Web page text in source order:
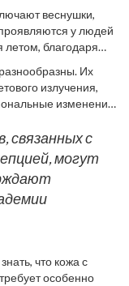
цвет.
на лице, руках
воздействие
веснушки,
у людей
летом, благодаря
и это важно
или
мелазму также
пятен,
Их
излучения,
изменения
что иногда даже
в цвете
может стать
что делать,
связанных с
могут
что кожа с
особенно